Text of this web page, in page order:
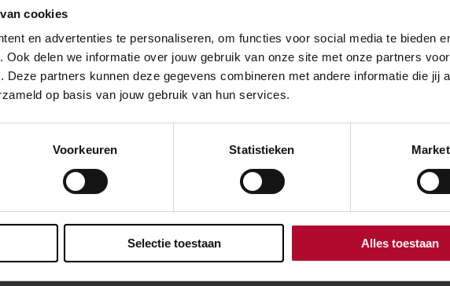
cookies
en advertenties te personaliseren, om functies voor social media te bieden
Ook delen we informatie over jouw gebruik van onze site met onze partners
Deze partners kunnen deze gegevens combineren met andere informatie die jij
op basis van jouw gebruik van hun services.
Voorkeuren Statistieken
Selectie toestaan Alles toestaan
Lees ook over
Overwegen
Spoorgoederen­
vervoer